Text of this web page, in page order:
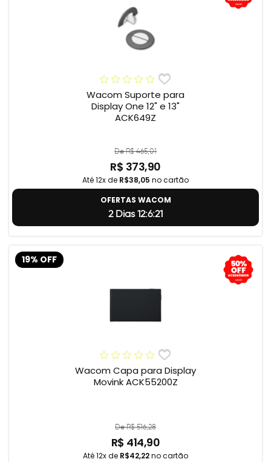
Wacom Suporte para
Display One 12" e 13"
ACK649Z
De R$ 465,01
R$ 373,90
Até 12x de R$38,05 no cartão
OFERTAS WACOM
2 Dias 12:6:20
19% OFF
Wacom Capa para Display
Movink ACK55200Z
De R$ 516,28
R$ 414,90
Até 12x de R$42,22no cartão